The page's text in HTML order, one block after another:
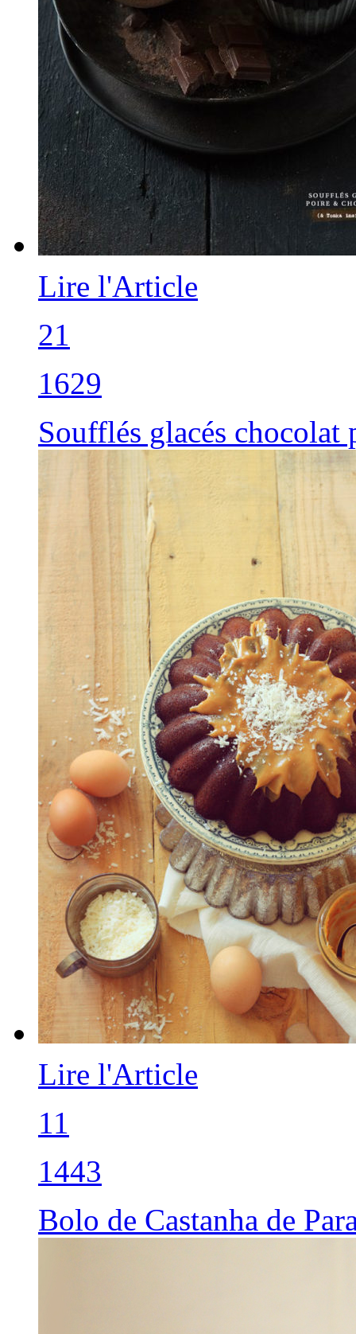
Lire l'Article
21
1629
Soufflés glacés chocolat
Lire l'Article
11
1443
Bolo de Castanha de